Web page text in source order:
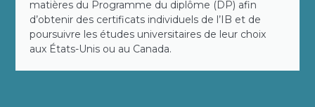
matières du Programme du diplôme (DP) afin
d’obtenir des certificats individuels de l’IB et de
poursuivre les études universitaires de leur choix
aux États-Unis ou au Canada.